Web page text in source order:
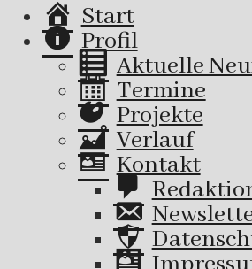
Start
Profil
Aktuelle
Termine
Projekte
Verlauf
Kontakt